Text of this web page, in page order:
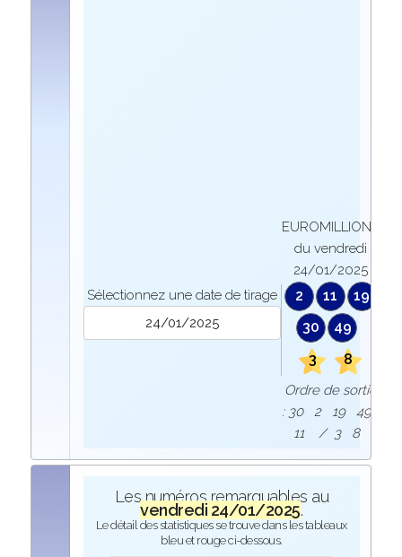
Sélectionnez une date de tirage
EUROMILLIONS
du vendredi
24/01/2025
2 11
19
30
49
3
8
Ordre de sortie
: 30 2 19 49
11 / 3 8
Les numéros remarquables au
vendredi 24/01/2025.
Le détail des statistiques se trouve dans les tableaux
bleu et rouge ci-dessous.